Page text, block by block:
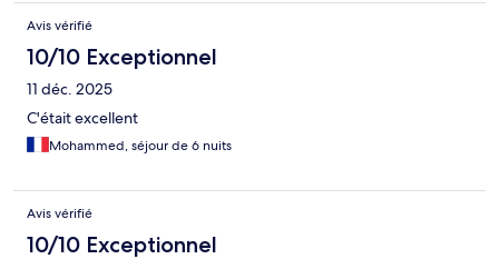
Avis vérifié
10/10 Exceptionnel
11 déc. 2025
C'était excellent
Mohammed, séjour de 6 nuits
Avis vérifié
10/10 Exceptionnel